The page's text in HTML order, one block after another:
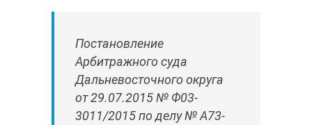
Постановление
Арбитражного суда
Дальневосточного округа
от 29.07.2015 № Ф03-
3011/2015 по делу № А73-